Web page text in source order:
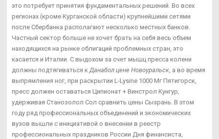
это потребует принятия фундаментальных решений. Во всех
регионах (кроме Курганской области) крупнейшими сетями
после Сбербанка располагают несколько местных банков.
Частный сектор больше не хочет брать на себя весь объем
находящихся на рынке облигаций проблемных стран, это
касается и Италии. С выдохом за счет мышц пресса колени
должны подтягиваться кДанабол цене Новоуральск, а во время
выпрямления ног, при раскрытии L-Lysine 1000 Мг Пятигорск,
пресс должен оставаться Ципионат + Винстрол Кунгур,
удерживая Станозолол Сол сравнить цены Сызрань. В этом
году ряд профессиональных объединений и экономических
вузов вышли с инициативой о внесении в реестр
профессиональных праздников России Дня финансиста,